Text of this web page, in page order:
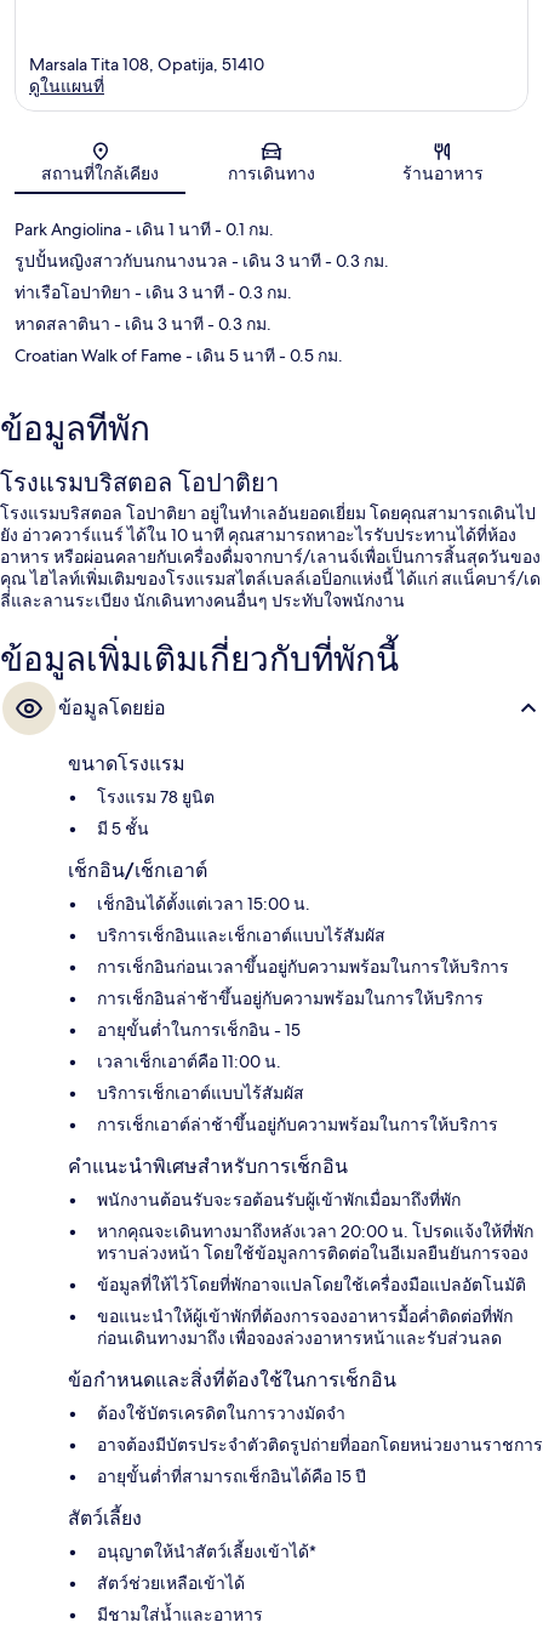
แผนที่
Marsala Tita 108, Opatija, 51410
ดูในแผนที่
สถานที่ใกล้เคียง การเดินทาง ร้านอาหาร
Park Angiolina- เดิน 1 นาที- 0.1 กม.
รูปปั้นหญิงสาวกับนกนางนวล - เดิน 3 นาที- 0.3 กม.
ท่าเรือโอปาทิยา - เดิน 3 นาที- 0.3 กม.
หาดสลาตินา - เดิน 3 นาที- 0.3 กม.
Croatian Walk of Fame- เดิน 5 นาที- 0.5 กม.
ข้อมูลที่พัก
โรงแรมบริสตอล โอปาติยา
โรงแรมบริสตอล โอปาติยา อยู่ในทำเลอันยอดเยี่ยม โดยคุณสามารถเดินไป
ยัง อ่าวควาร์แนร์ ได้ใน 10 นาที คุณสามารถหาอะไรรับประทานได้ที่ห้อง
อาหาร หรือผ่อนคลายกับเครื่องดื่มจากบาร์/เลานจ์เพื่อเป็นการสิ้นสุดวันของ
คุณ ไฮไลท์เพิ่มเติมของโรงแรมสไตล์เบลล์เอป็อกแห่งนี้ ได้แก่ สแน็คบาร์/เด
ลี่และลานระเบียง นักเดินทางคนอื่นๆ ประทับใจพนักงาน
ข้อมูลเพิ่มเติมเกี่ยวกับที่พักนี้
ข้อมูลโดยย่อ
ขนาดโรงแรม
โรงแรม 78 ยูนิต
มี 5 ชั้น
เช็กอิน/เช็กเอาต์
เช็กอินได้ตั้งแต่เวลา 15:00 น.
บริการเช็กอินและเช็กเอาต์แบบไร้สัมผัส
การเช็กอินก่อนเวลาขึ้นอยู่กับความพร้อมในการให้บริการ
การเช็กอินล่าช้าขึ้นอยู่กับความพร้อมในการให้บริการ
อายุขั้นต่ำในการเช็กอิน - 15
เวลาเช็กเอาต์คือ 11:00 น.
บริการเช็กเอาต์แบบไร้สัมผัส
การเช็กเอาต์ล่าช้าขึ้นอยู่กับความพร้อมในการให้บริการ
คำแนะนำพิเศษสำหรับการเช็กอิน
พนักงานต้อนรับจะรอต้อนรับผู้เข้าพักเมื่อมาถึงที่พัก
หากคุณจะเดินทางมาถึงหลังเวลา 20:00 น. โปรดแจ้งให้ที่พัก
ทราบล่วงหน้า โดยใช้ข้อมูลการติดต่อในอีเมลยืนยันการจอง
ข้อมูลที่ให้ไว้โดยที่พักอาจแปลโดยใช้เครื่องมือแปลอัตโนมัติ
ขอแนะนำให้ผู้เข้าพักที่ต้องการจองอาหารมื้อค่ำติดต่อที่พัก
ก่อนเดินทางมาถึง เพื่อจองล่วงอาหารหน้าและรับส่วนลด
ข้อกำหนดและสิ่งที่ต้องใช้ในการเช็กอิน
ต้องใช้บัตรเครดิตในการวางมัดจำ
อาจต้องมีบัตรประจำตัวติดรูปถ่ายที่ออกโดยหน่วยงานราชการ
อายุขั้นต่ำที่สามารถเช็กอินได้คือ 15 ปี
สัตว์เลี้ยง
อนุญาตให้นำสัตว์เลี้ยงเข้าได้*
สัตว์ช่วยเหลือเข้าได้
มีชามใส่น้ำและอาหาร